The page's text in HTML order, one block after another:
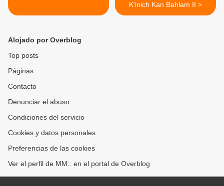
K'inich Kan Bahlam II >
Alojado por Overblog
Top posts
Páginas
Contacto
Denunciar el abuso
Condiciones del servicio
Cookies y datos personales
Preferencias de las cookies
Ver el perfil de MM:. en el portal de Overblog